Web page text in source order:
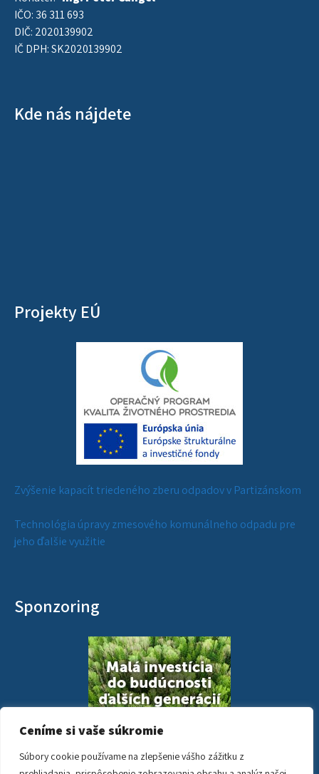
Ceníme si vaše súkromie
Súbory cookie používame na zlepšenie vášho zážitku z
IČO: 36 311 693
DIČ: 2020139902
IČ DPH: SK2020139902
Kde nás nájdete
Projekty EÚ
Zvýšenie kapacít triedeného zberu odpadov v Partizánskom
Technológia úpravy zmesového komunálneho odpadu pre
jeho ďalšie využitie
Sponzoring